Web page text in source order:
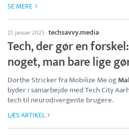
SE MERE
21. januar 2025·techsavvy.media
Tech, der gør en
noget, man bare lige
Dorthe Stricker fra Mobilize Me og
byder i samarbejde med Tech City
tech til neurodivergente brugere.
LÆS ARTIKEL